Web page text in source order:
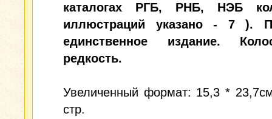
каталогах РГБ, РНБ, НЭБ
иллюстраций указано - 7 ).
единственное издание.
редкость.
Увеличенный формат: 15,3 *
стр.